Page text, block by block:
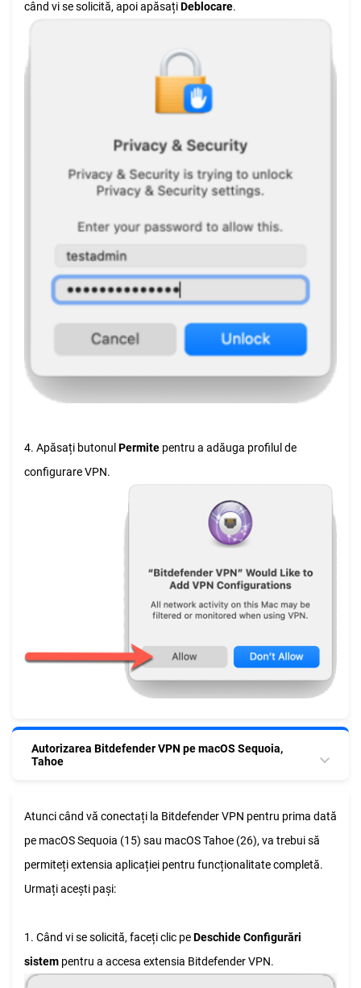
când vi se solicită, apoi apăsațiDeblocare.
4. Apăsați butonul Permite pentru a adăuga profilul de
configurare VPN.
Autorizarea Bitdefender VPN pe macOS Sequoia,
Tahoe
Atunci când vă conectați la Bitdefender VPN pentru prima dată
pe macOS Sequoia (15) sau macOS Tahoe (26), va trebui să
permiteți extensia aplicației pentru funcționalitate completă.
Urmați acești pași:
1. Când vi se solicită, faceți clic peDeschide Configurări
sistem pentru a accesa extensia Bitdefender VPN.